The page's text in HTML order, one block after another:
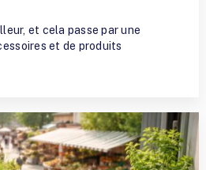
et cela passe par une
et de produits